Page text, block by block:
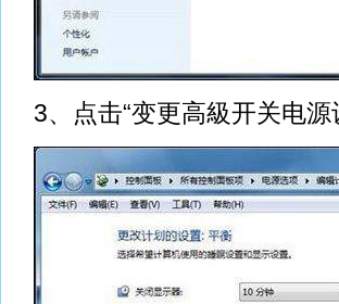
3、点击“变更高級开关电源